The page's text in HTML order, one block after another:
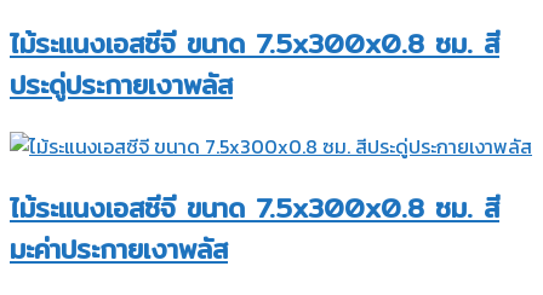
ไม้ระแนงเอสซีจี ขนาด 7.5x300x0.8 ซม. สี
ประดู่ประกายเงาพลัส
ไม้ระแนงเอสซีจี ขนาด 7.5x300x0.8 ซม. สี
มะค่าประกายเงาพลัส